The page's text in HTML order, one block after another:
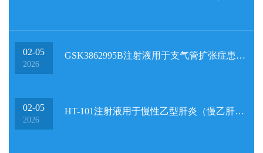
02-05
2026
GSK3862995B注射液用于支气管扩张症患者的探索性II
02-05
2026
HT-101注射液用于慢性乙型肝炎（慢乙肝）患者的探索性临床